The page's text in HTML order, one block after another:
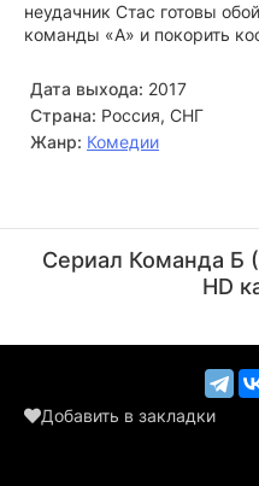
неудачник Стас готовы
команды «А» и покорить
Дата выхода: 2017
Страна: Россия, СНГ
Жанр: Комедии
(Мороз, подполко...)
Сериал Команда Б
HD
Добавить в закладки